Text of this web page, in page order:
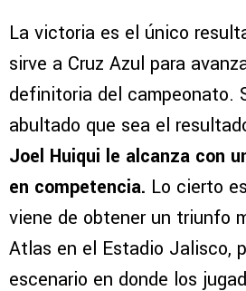
La victoria es el único
sirve a Cruz Azul para
definitoria del campeonato.
abultado que sea el
Joel Huiqui le alcanza con
en competencia. Lo cierto
viene de obtener un triunfo
Atlas en el Estadio Jalisco,
escenario en donde los